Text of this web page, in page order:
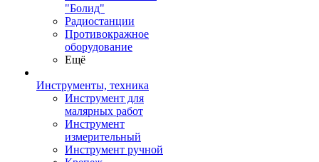
"Болид"
Радиостанции
Противокражное
оборудование
Ещё
Инструменты, техника
Инструмент для
малярных работ
Инструмент
измерительный
Инструмент ручной